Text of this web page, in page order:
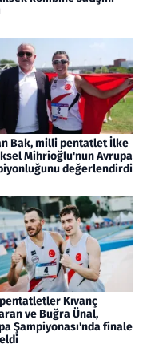
Bak, milli pentatlet İlke
Mihrioğlu'nun Avrupa
değerlendirdi
Kıvanç
ve Buğra Ünal,
Şampiyonası'nda finale